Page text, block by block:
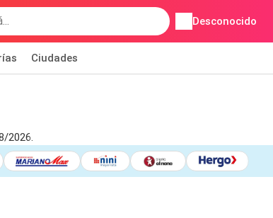
Desconocido
Ciudades
2026.